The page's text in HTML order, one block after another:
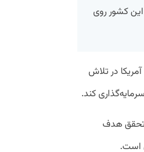
کشور روی
در تلاش
کند.
تحقق هدف